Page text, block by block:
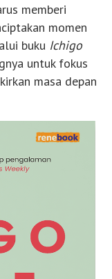
memberi
momen
buku Ichigo
untuk fokus
masa depan